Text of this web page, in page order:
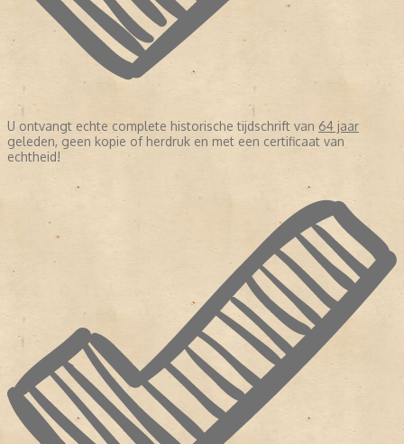
U ontvangt echte complete historische tijdschrift van 64 jaar
geleden, geen kopie of herdruk en met een certificaat van
echtheid!